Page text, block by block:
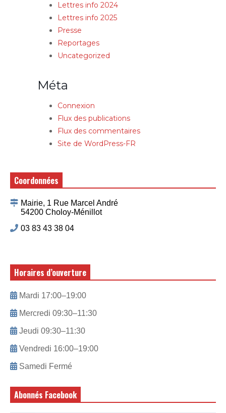
Lettres info 2024
Lettres info 2025
Presse
Reportages
Uncategorized
Méta
Connexion
Flux des publications
Flux des commentaires
Site de WordPress-FR
Coordonnées
Mairie, 1 Rue Marcel André
54200 Choloy-Ménillot
03 83 43 38 04
Horaires d’ouverture
Mardi 17:00–19:00
Mercredi 09:30–11:30
Jeudi 09:30–11:30
Vendredi 16:00–19:00
Samedi Fermé
Abonnés Facebook